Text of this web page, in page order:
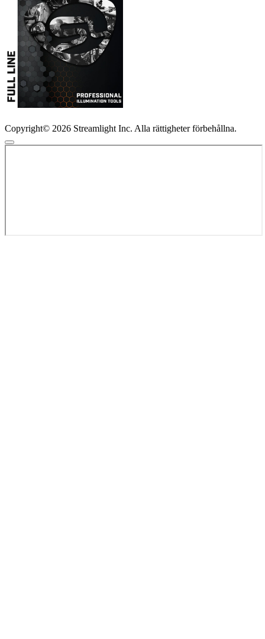
Copyright© 2026 Streamlight Inc. Alla rättigheter förbehållna.